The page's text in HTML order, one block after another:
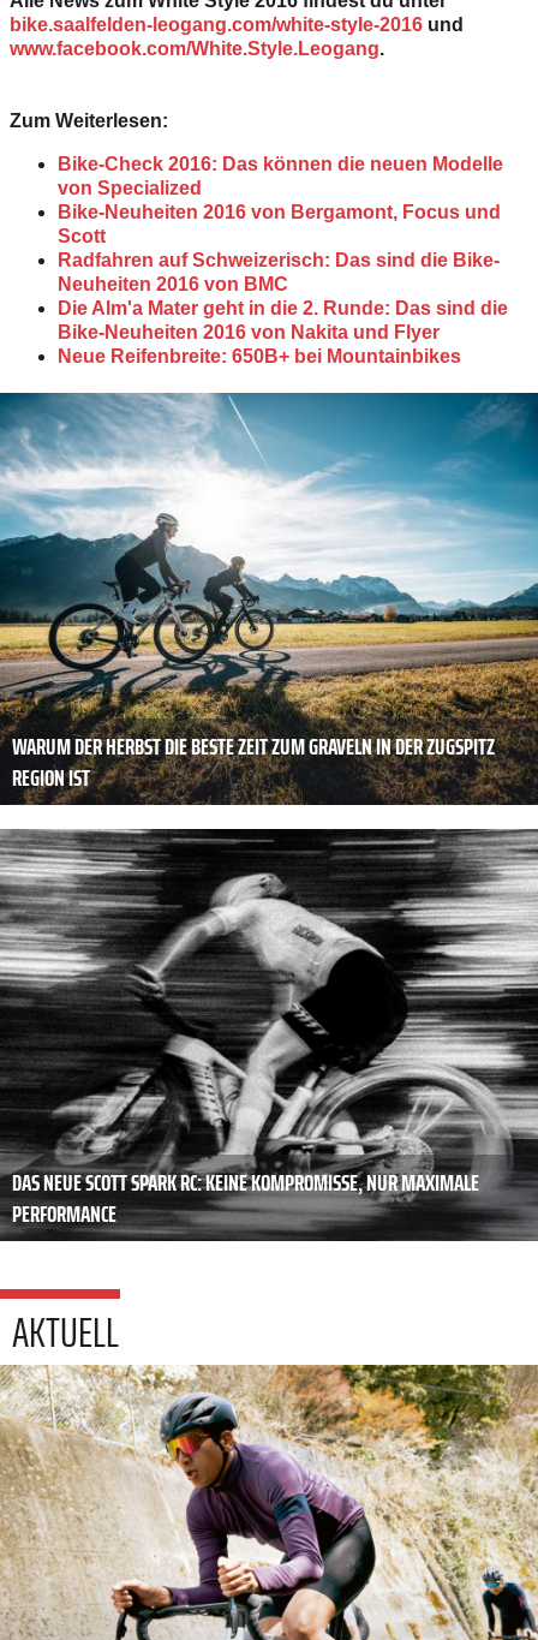
bike.saalfelden-leogang.com/white-style-2016 und
www.facebook.com/White.Style.Leogang.
Zum Weiterlesen:
Bike-Check 2016: Das können die neuen Modelle
von Specialized
Bike-Neuheiten 2016 von Bergamont, Focus und
Scott
Radfahren auf Schweizerisch: Das sind die Bike-
Neuheiten 2016 von BMC
Die Alm'a Mater geht in die 2. Runde: Das sind die
Bike-Neuheiten 2016 von Nakita und Flyer
Neue Reifenbreite: 650B+ bei Mountainbikes
WARUM DER HERBST DIE BESTE ZEIT ZUM GRAVELN IN DER ZUGSPITZ
REGION IST
DAS NEUE SCOTT SPARK RC: KEINE KOMPROMISSE, NUR MAXIMALE
PERFORMANCE
AKTUELL